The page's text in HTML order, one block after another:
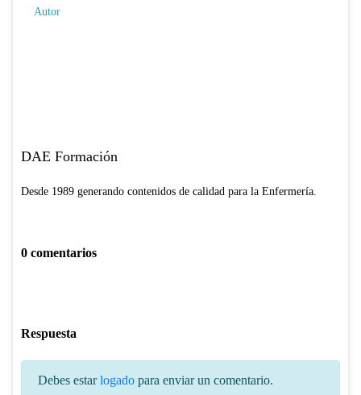
Autor
DAE Formación
Desde 1989 generando contenidos de calidad para la Enfermería.
0 comentarios
Respuesta
Debes estarlogadopara enviar un comentario.